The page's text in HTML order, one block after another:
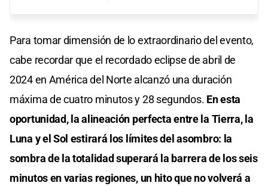
Para tomar dimensión de lo extraordinario del evento,
cabe recordar que el recordado eclipse de abril de
2024 en América del Norte alcanzó una duración
máxima de cuatro minutos y 28 segundos. En esta
oportunidad, la alineación perfecta entre la Tierra, la
Luna y el Sol estirará los límites del asombro: la
sombra de la totalidad superará la barrera de los seis
minutos en varias regiones, un hito que no volverá a